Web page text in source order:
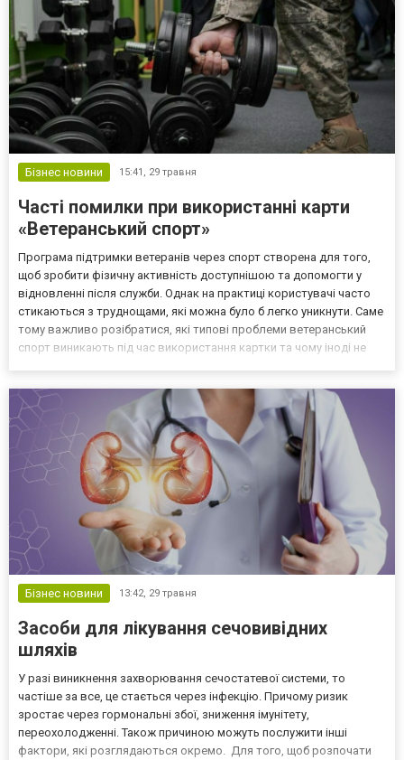
Бізнес новини 15:41, 29 травня
Часті помилки при використанні карти
«Ветеранський спорт»
Програма підтримки ветеранів через спорт створена для того,
щоб зробити фізичну активність доступнішою та допомогти у
відновленні після служби. Однак на практиці користувачі часто
стикаються з труднощами, які можна було б легко уникнути. Саме
тому важливо розібратися, які типові проблеми ветеранський
спорт виникають під час використання картки та чому іноді не
Бізнес новини 13:42, 29 травня
Засоби для лікування сечовивідних
шляхів
У разі виникнення захворювання сечостатевої системи, то
частіше за все, це стається через інфекцію. Причому ризик
зростає через гормональні збої, зниження імунітету,
переохолодженні. Також причиною можуть послужити інші
фактори, які розглядаються окремо. Для того, щоб розпочати